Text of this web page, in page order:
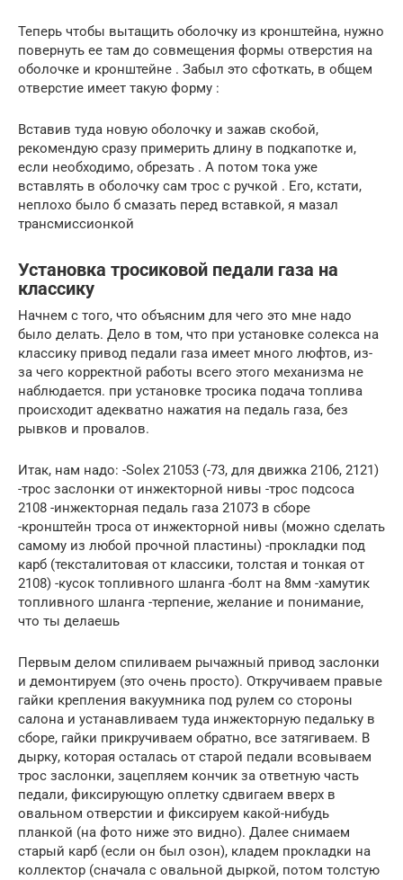
Теперь чтобы вытащить оболочку из кронштейна, нужно
повернуть ее там до совмещения формы отверстия на
оболочке и кронштейне . Забыл это сфоткать, в общем
отверстие имеет такую форму :
Вставив туда новую оболочку и зажав скобой,
рекомендую сразу примерить длину в подкапотке и,
если необходимо, обрезать . А потом тока уже
вставлять в оболочку сам трос с ручкой . Его, кстати,
неплохо было б смазать перед вставкой, я мазал
трансмиссионкой
Установка тросиковой педали газа на
классику
Начнем с того, что объясним для чего это мне надо
было делать. Дело в том, что при установке солекса на
классику привод педали газа имеет много люфтов, из-
за чего корректной работы всего этого механизма не
наблюдается. при установке тросика подача топлива
происходит адекватно нажатия на педаль газа, без
рывков и провалов.
Итак, нам надо: -Solex 21053 (-73, для движка 2106, 2121)
-трос заслонки от инжекторной нивы -трос подсоса
2108 -инжекторная педаль газа 21073 в сборе
-кронштейн троса от инжекторной нивы (можно сделать
самому из любой прочной пластины) -прокладки под
карб (тексталитовая от классики, толстая и тонкая от
2108) -кусок топливного шланга -болт на 8мм -хамутик
топливного шланга -терпение, желание и понимание,
что ты делаешь
Первым делом спиливаем рычажный привод заслонки
и демонтируем (это очень просто). Откручиваем правые
гайки крепления вакуумника под рулем со стороны
салона и устанавливаем туда инжекторную педальку в
сборе, гайки прикручиваем обратно, все затягиваем. В
дырку, которая осталась от старой педали всовываем
трос заслонки, зацепляем кончик за ответную часть
педали, фиксирующую оплетку сдвигаем вверх в
овальном отверстии и фиксируем какой-нибудь
планкой (на фото ниже это видно). Далее снимаем
старый карб (если он был озон), кладем прокладки на
коллектор (сначала с овальной дыркой, потом толстую